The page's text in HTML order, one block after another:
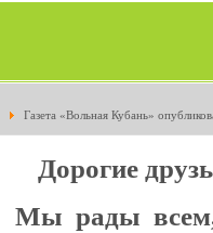
Газета «Вольная Кубань»
Дорогие
Мы рады всем,